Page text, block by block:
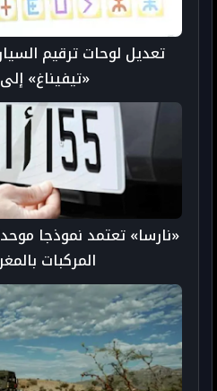
تعديل لوحات ترقيم
«تيفيناغ»
«نارسا» تعتمد نموذجا
المركبات